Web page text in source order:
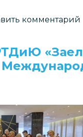
комментарий